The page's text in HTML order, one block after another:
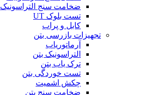
ضخامت سنج التراسونیک
تست بلوک UT
کابل و پراب
تجهیزات بازرسی بتن
آرماتوریاب
التراسونیک بتن
ترک یاب بتن
تست خوردگی بتن
چکش اشمیت
ضخامت سنج بتن